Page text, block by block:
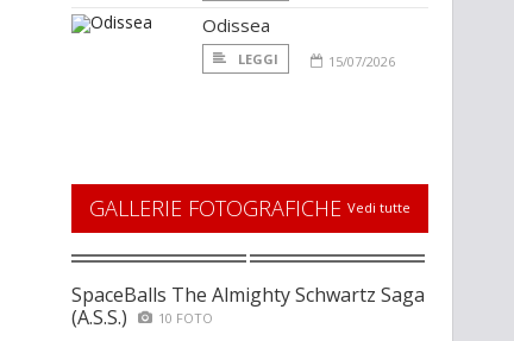
Odissea
LEGGI 15/07/2026
GALLERIE FOTOGRAFICHE Vedi tutte
SpaceBalls The Almighty Schwartz Saga
(A.S.S.)
10 FOTO